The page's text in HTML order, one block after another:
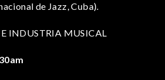
de Jazz, Cuba).
INDUSTRIA MUSICAL